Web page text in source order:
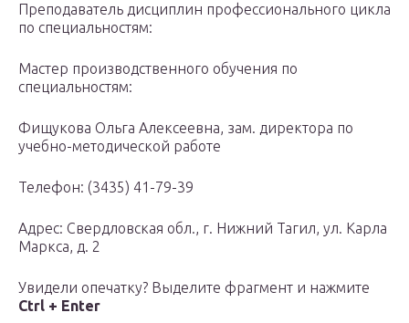
Преподаватель дисциплин профессионального цикла
по специальностям:
Мастер производственного обучения по
специальностям:
Фищукова Ольга Алексеевна, зам. директора по
учебно-методической работе
Телефон: (3435) 41-79-39
Адрес: Свердловская обл., г. Нижний Тагил, ул. Карла
Маркса, д. 2
Увидели опечатку? Выделите фрагмент и нажмите
Ctrl + Enter